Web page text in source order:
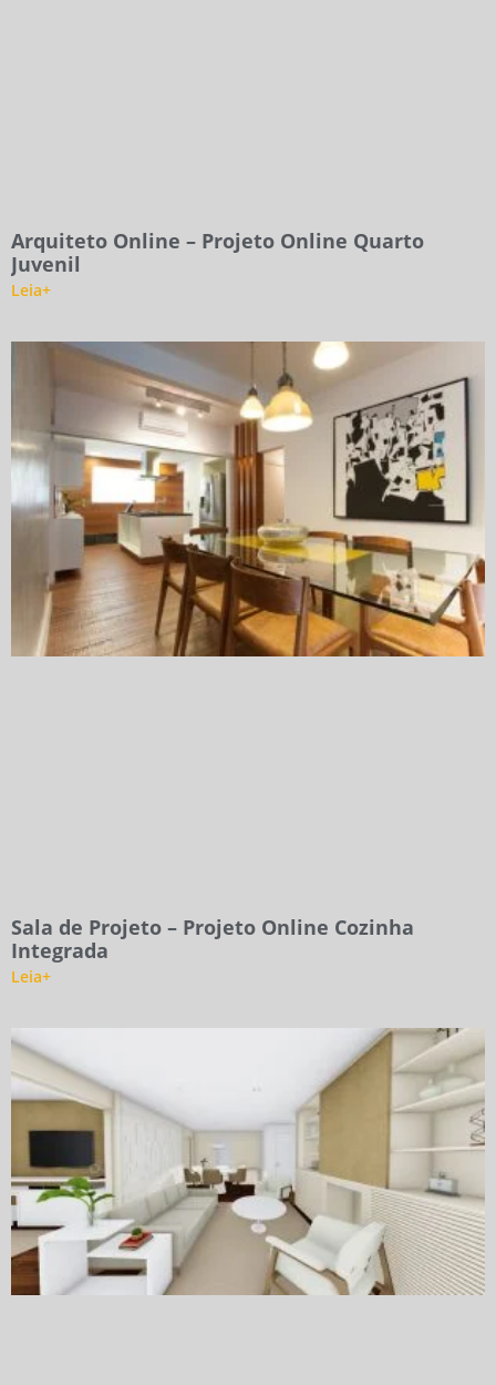
Arquiteto Online – Projeto Online Quarto
Juvenil
Leia+
Sala de Projeto – Projeto Online Cozinha
Integrada
Leia+